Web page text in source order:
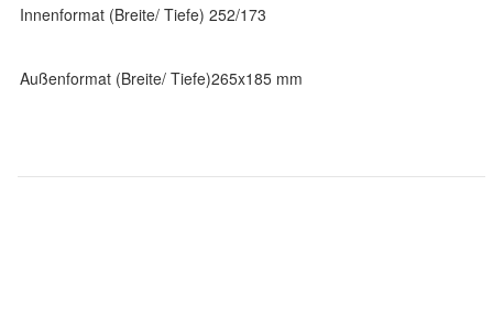
Innenformat (Breite/ Tiefe) 252/173
Außenformat (Breite/ Tiefe)265x185 mm